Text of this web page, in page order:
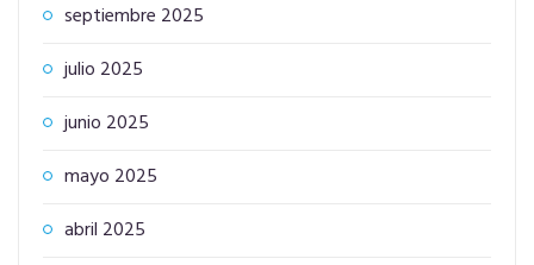
septiembre 2025
julio 2025
junio 2025
mayo 2025
abril 2025